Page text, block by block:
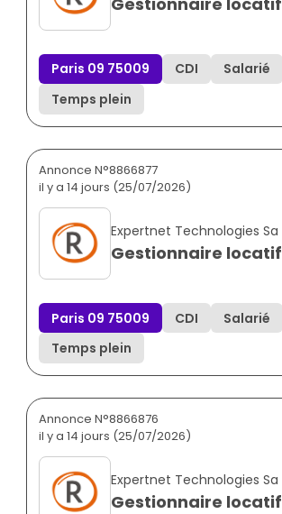
Paris 09 75009 CDI
Salarié
Temps plein
Annonce N°8866877
il y a 14 jours (25/07/2026)
Expertnet Technologies Sa
Gestionnaire locatif
Paris 09 75009 CDI
Salarié
Temps plein
Annonce N°8866876
il y a 14 jours (25/07/2026)
Expertnet Technologies Sa
Gestionnaire locatif